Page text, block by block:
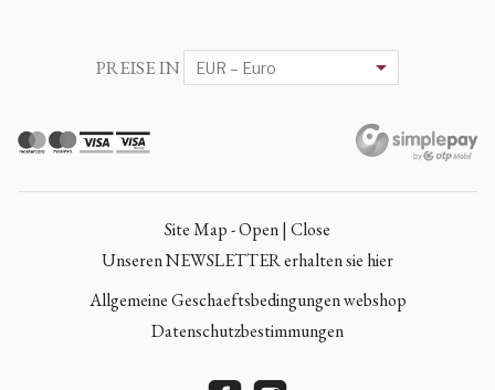
PREISE IN
Site Map - Open | Close
Unseren NEWSLETTER erhalten sie hier
Allgemeine Geschaeftsbedingungen webshop
Datenschutzbestimmungen